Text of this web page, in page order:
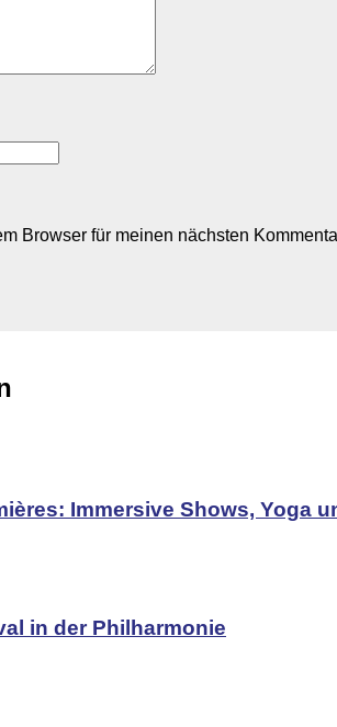
Browser für meinen nächsten
Immersive Shows, Yoga
in der Philharmonie